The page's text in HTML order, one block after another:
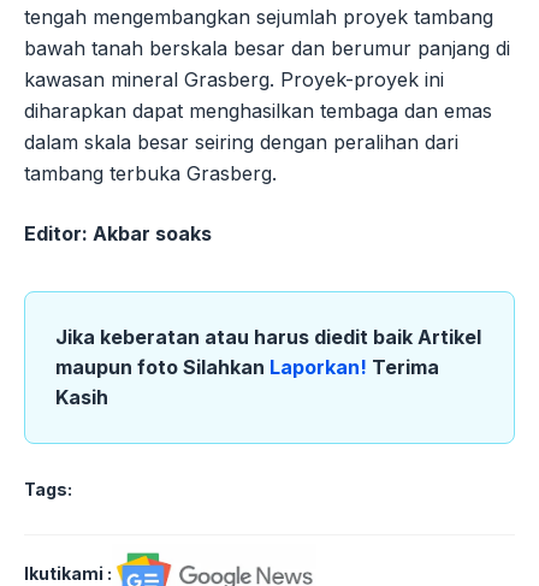
tengah mengembangkan sejumlah proyek tambang
bawah tanah berskala besar dan berumur panjang di
kawasan mineral Grasberg. Proyek-proyek ini
diharapkan dapat menghasilkan tembaga dan emas
dalam skala besar seiring dengan peralihan dari
tambang terbuka Grasberg.
Editor: Akbar soaks
Jika keberatan atau harus diedit baik Artikel
maupun foto Silahkan Laporkan! Terima
Kasih
Tags:
Ikutikami :